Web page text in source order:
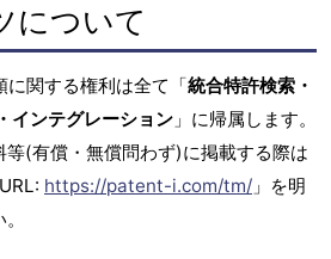
について
に関する権利は全て「統合特許検索・
インテグレーション 」に帰属します。
(有償・無償問わず)に掲載する際は
https://patent-i.com/tm/ 」を明